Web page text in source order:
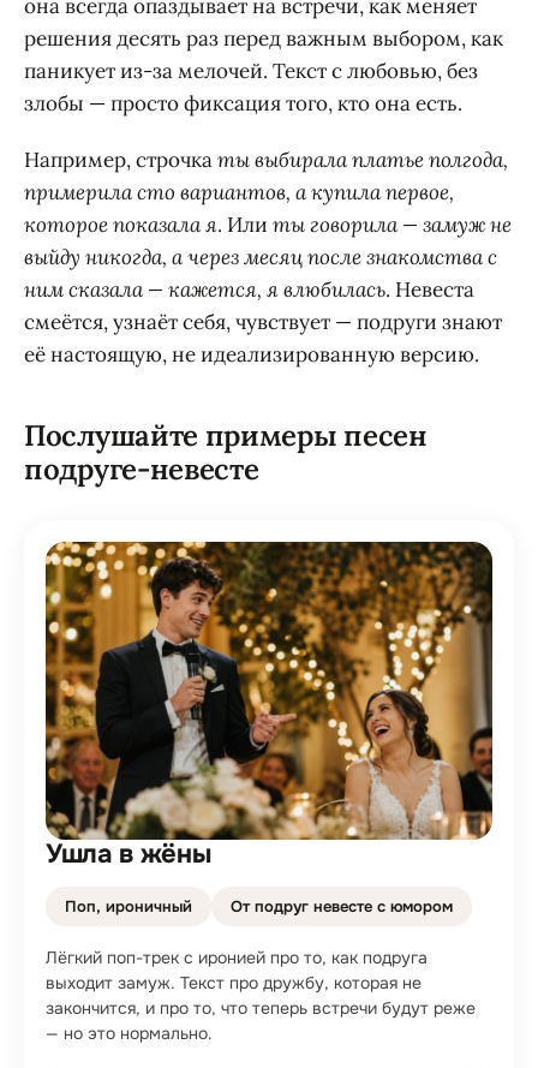
она всегда опаздывает на встречи, как меняет
решения десять раз перед важным выбором, как
паникует из-за мелочей. Текст с любовью, без
злобы — просто фиксация того, кто она есть.
Например, строчкаты выбирала платье полгода,
примерила сто вариантов, а купила первое,
которое показала я. Или ты говорила — замуж не
выйду никогда, а через месяц после знакомства с
ним сказала — кажется, я влюбилась. Невеста
смеётся, узнаёт себя, чувствует — подруги знают
её настоящую, не идеализированную версию.
Послушайте примеры песен
подруге-невесте
Ушла в жёны
Поп, ироничный От подруг невесте с юмором
Лёгкий поп-трек с иронией про то, как подруга
выходит замуж. Текст про дружбу, которая не
закончится, и про то, что теперь встречи будут реже
— но это нормально.